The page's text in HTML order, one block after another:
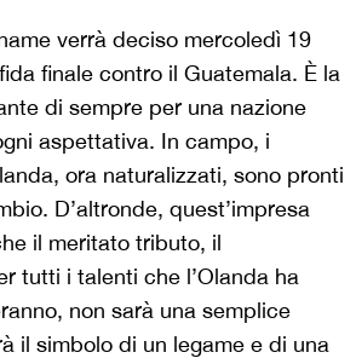
verrà deciso mercoledì 19
finale contro il Guatemala. È la
di sempre per una nazione
aspettativa. In campo, i
ora naturalizzati, sono pronti
D’altronde, quest’impresa
il meritato tributo, il
tutti i talenti che l’Olanda ha
non sarà una semplice
il simbolo di un legame e di una